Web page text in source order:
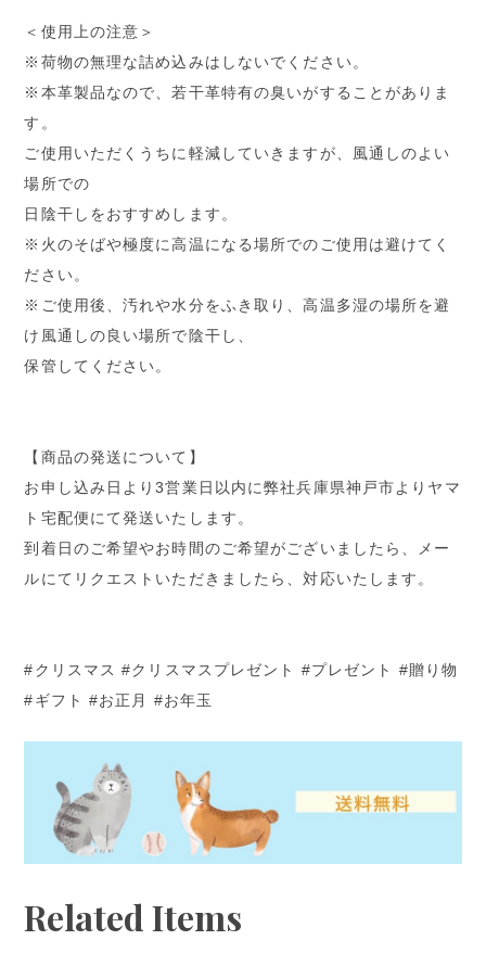
＜使用上の注意＞
※荷物の無理な詰め込みはしないでください。
※本革製品なので、若干革特有の臭いがすることがありま
す。
ご使用いただくうちに軽減していきますが、風通しのよい
場所での
日陰干しをおすすめします。
※火のそばや極度に高温になる場所でのご使用は避けてく
ださい。
※ご使用後、汚れや水分をふき取り、高温多湿の場所を避
け風通しの良い場所で陰干し、
保管してください。
【商品の発送について】
お申し込み日より3営業日以内に弊社兵庫県神戸市よりヤマ
ト宅配便にて発送いたします。
到着日のご希望やお時間のご希望がございましたら、メー
ルにてリクエストいただきましたら、対応いたします。
#クリスマス #クリスマスプレゼント #プレゼント #贈り物
#ギフト #お正月 #お年玉
Related Items